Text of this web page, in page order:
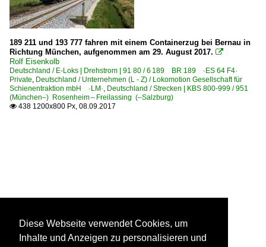
189 211 und 193 777 fahren mit einem Containerzug bei Bernau in
Richtung München, aufgenommen am 29. August 2017. 
Rolf Eisenkolb
Deutschland / E-Loks | Drehstrom | 91 80 / 6 189 BR 189 ·ES 64 F4·
Private Deutschland / Unternehmen (L - Z) / Lokomotion Gesellschaft für
Schienentraktion mbH ·LM· Deutschland / Strecken | KBS 800-999 / 951
(München–) Rosenheim – Freilassing (–Salzburg)
 438 1200x800 Px, 08.09.2017
Diese Webseite verwendet Cookies, um
Inhalte und Anzeigen zu personalisieren und